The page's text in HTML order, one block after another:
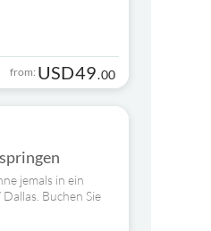
from: USD49.00
jemals in ein
Buchen Sie